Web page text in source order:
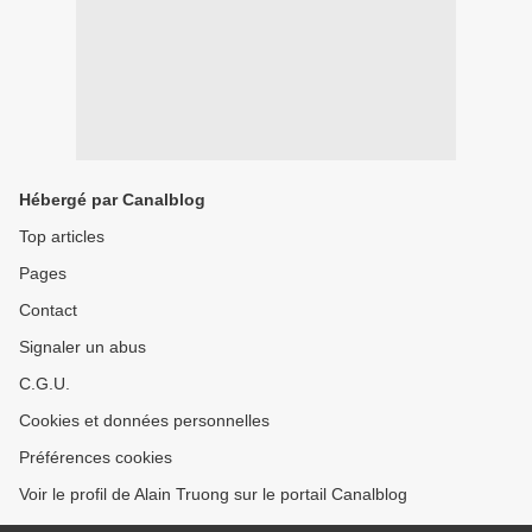
Hébergé par Canalblog
Top articles
Pages
Contact
Signaler un abus
C.G.U.
Cookies et données personnelles
Préférences cookies
Voir le profil de Alain Truong sur le portail Canalblog